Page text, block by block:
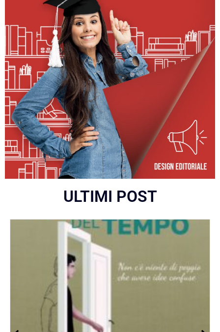
ULTIMI POST